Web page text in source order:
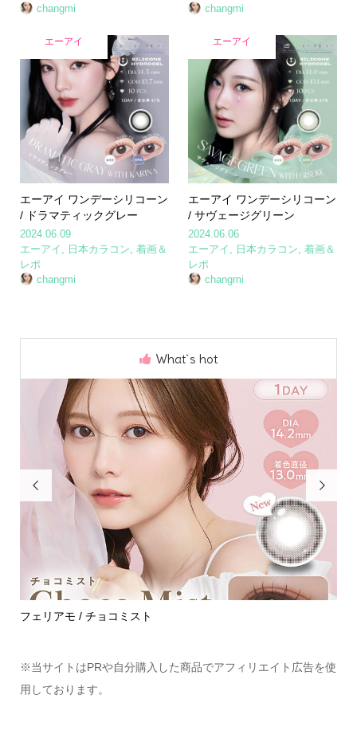
changmi
changmi
エーアイ
エーアイ ワンデーシリコーン
/ ドラマティックグレー
2024.06.09
エーアイ , 日本カラコン, 着画＆
レポ
changmi
エーアイ
エーアイ ワンデーシリコーン
/ サヴェージグリーン
2024.06.06
エーアイ , 日本カラコン,着画＆
レポ
changmi
What`s hot

フェリアモ / チョコミスト

※当サイトはPRや自分購入した商品でアフィリエイト広告を使
用しております。